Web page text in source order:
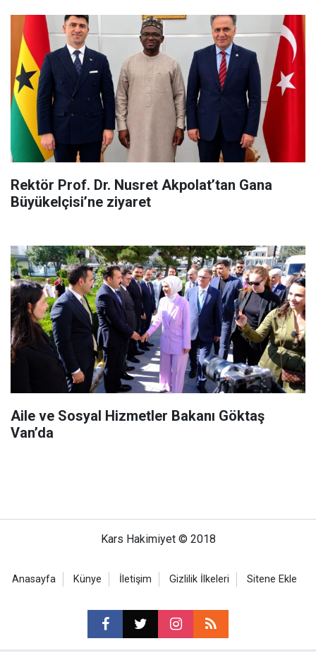
Rektör Prof. Dr. Nusret Akpolat’tan Gana
Büyükelçisi’ne ziyaret
Aile ve Sosyal Hizmetler Bakanı Göktaş
Van’da
Kars Hakimiyet © 2018
Anasayfa Künye İletişim Gizlilik İlkeleri Sitene Ekle